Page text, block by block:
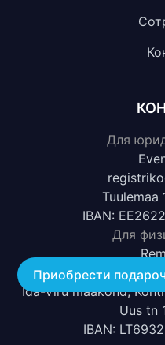
Для
Tuulemaa
IBAN:
Для
Ida-Viru maakond,
Uus tn
IBAN:
Приобрести